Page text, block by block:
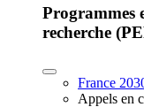
Programmes
recherche
France
Appels en